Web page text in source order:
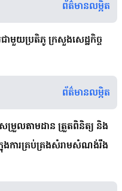
ព័ត៌មានលម្អិត
ជាមួយប្រតិភូ ក្រសួងសេដ្ឋកិច្ច
ព័ត៌មានលម្អិត
ម្រួលតាមដាន ត្រួតពិនិត្យ និង
ក្នុងការគ្រប់គ្រងសំរាមសំណង់រឹង